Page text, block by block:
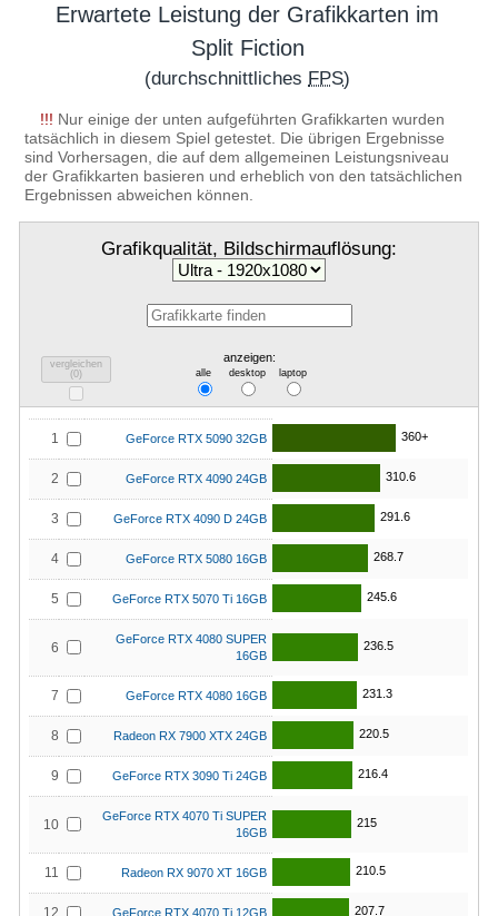
Erwartete Leistung der Grafikkarten im
Split Fiction
(durchschnittliches FPS)
!!! Nur einige der unten aufgeführten Grafikkarten wurden
tatsächlich in diesem Spiel getestet. Die übrigen Ergebnisse
sind Vorhersagen, die auf dem allgemeinen Leistungsniveau
der Grafikkarten basieren und erheblich von den tatsächlichen
Ergebnissen abweichen können.
Grafikqualität, Bildschirmauflösung:
vergleichen
(0)
anzeigen:
alle desktop laptop
1 GeForce RTX 5090 32GB 360+
2 GeForce RTX 4090 24GB 310.6
3 GeForce RTX 4090 D 24GB 291.6
4 GeForce RTX 5080 16GB 268.7
5 GeForce RTX 5070 Ti 16GB 245.6
6
GeForce RTX 4080 SUPER
16GB
236.5
7 GeForce RTX 4080 16GB 231.3
8 Radeon RX 7900 XTX 24GB 220.5
9 GeForce RTX 3090 Ti 24GB 216.4
10
GeForce RTX 4070 Ti SUPER
16GB
215
11 Radeon RX 9070 XT 16GB 210.5
12 GeForce RTX 4070 Ti 12GB 207.7